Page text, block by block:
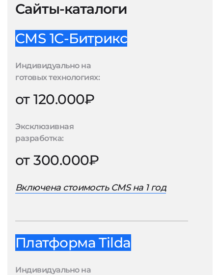
Сайты-каталоги
CMS 1С-Битрикс
Индивидуально на
готовых технологиях:
от 120.000₽
Эксклюзивная
разработка:
от 300.000₽
Включена стоимость CMS на 1 год
Платформа Tilda
Индивидуально на